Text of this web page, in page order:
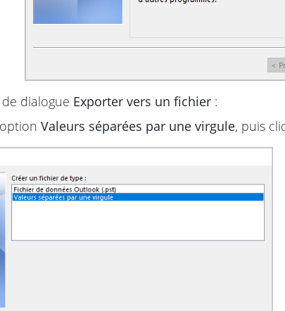
dialogue Exporter vers un fichier :
Valeurs séparées par une virgule, puis